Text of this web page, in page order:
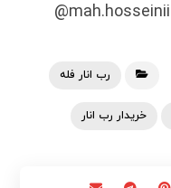
رب انار فله
خریدار رب انار